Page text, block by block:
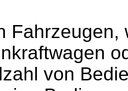
Fahrzeugen,
von